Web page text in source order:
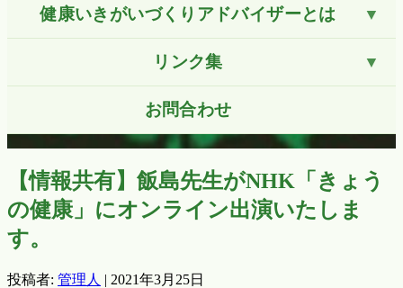
健康いきがいづくりアドバイザーとは
リンク集
お問合わせ
【情報共有】飯島先生がNHK「きょう
の健康」にオンライン出演いたしま
す。
投稿者: 管理人 | 2021年3月25日